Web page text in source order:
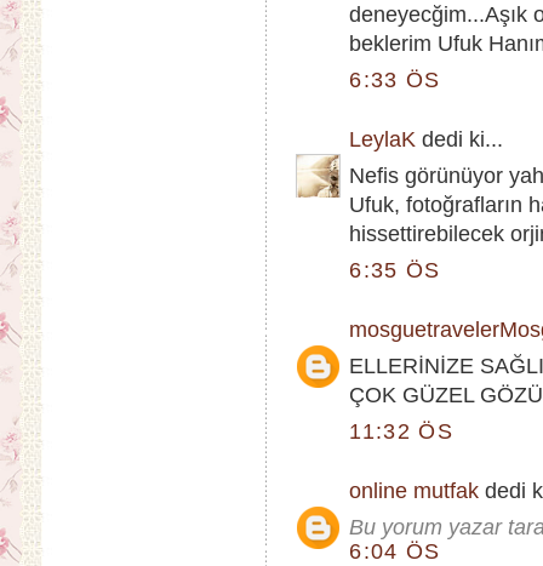
deneyecğim...Aşık
beklerim Ufuk
6:33 ÖS
LeylaK dedi ki...
Nefis görünüyor
Ufuk, fotoğrafların
hissettirebilecek
6:35 ÖS
ELLERİNİZE
ÇOK GÜZEL
11:32 ÖS
online mutfak dedi
Bu yorum yazar
6:04 ÖS